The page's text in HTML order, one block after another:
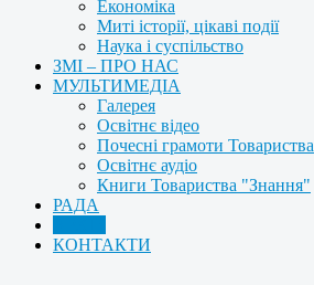
Економіка
Миті історії, цікаві події
Наука і суспільство
ЗМІ – ПРО НАС
МУЛЬТИМЕДІА
Галерея
Освітнє відео
Почесні грамоти Товариства
Освітнє аудіо
Книги Товариства "Знання"
РАДА
КОНТАКТИ